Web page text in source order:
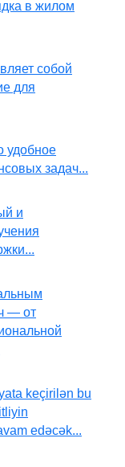
в жилом
собой
для
удобное
задач...
и
— от
keçirilən bu
edəcək...